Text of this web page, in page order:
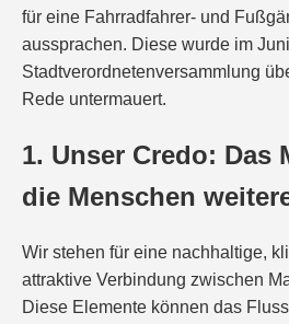
für eine Fahrradfahrer- und
aussprachen. Diese wurde im
Stadtverordnetenversammlung
Rede untermauert.
1. Unser Credo: Das
die Menschen
Wir stehen für eine nachhaltige,
attraktive Verbindung zwischen
Diese Elemente können das